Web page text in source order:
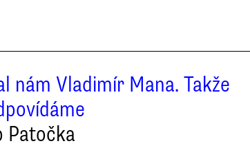
nám Vladimír Mana. Takže
Patočka